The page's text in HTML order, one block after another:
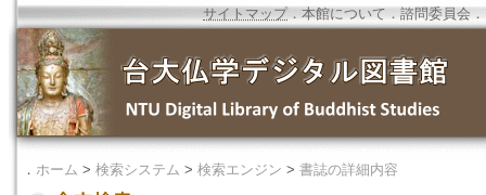
サイトマップ．本館について ． 諮問委員会 ．
． ホーム > 検索システム > 検索エンジン > 書誌の詳細内容